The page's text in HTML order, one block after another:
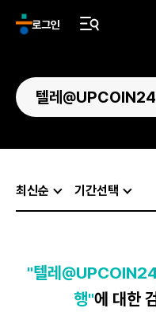
로그인
최신순 기간선택
"텔레@UPCOIN24
행"에 대한